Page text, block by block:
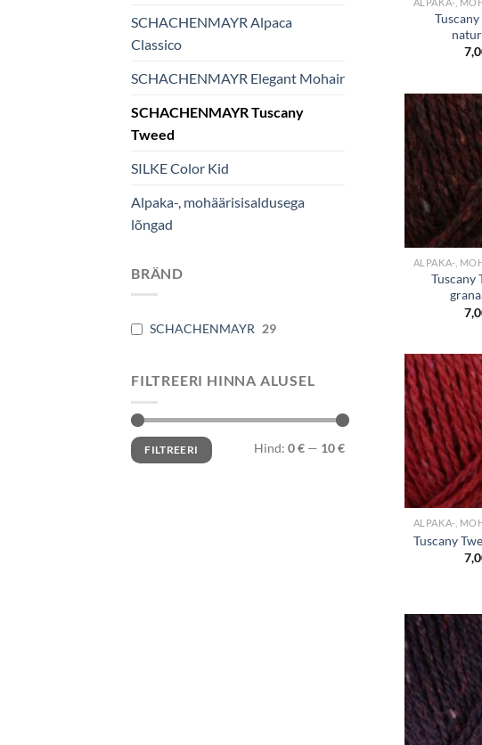
SCHACHENMAYR Alpaca
Classico
SCHACHENMAYR Elegant Mohair
SCHACHENMAYR Tuscany
Tweed
SILKE Color Kid
Alpaka-, mohäärisisaldusega
lõngad
BRÄND
SCHACHENMAYR 29
FILTREERI HINNA ALUSEL
Minimaalne
hind
Maksimaalne
hindFILTREERI Hind: 0 € — 10 €
Tuscany
+
Tuscany